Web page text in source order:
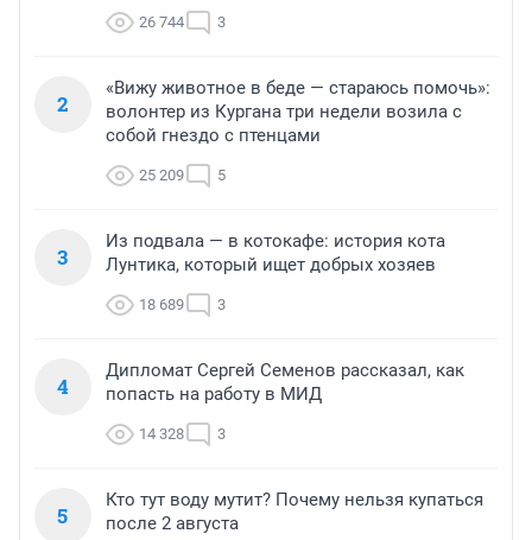
26 744 3
2
«Вижу животное в беде — стараюсь помочь»:
волонтер из Кургана три недели возила с
собой гнездо с птенцами
25 209 5
3
Из подвала — в котокафе: история кота
Лунтика, который ищет добрых хозяев
18 689 3
4
Дипломат Сергей Семенов рассказал, как
попасть на работу в МИД
14 328 3
5
Кто тут воду мутит? Почему нельзя купаться
после 2 августа